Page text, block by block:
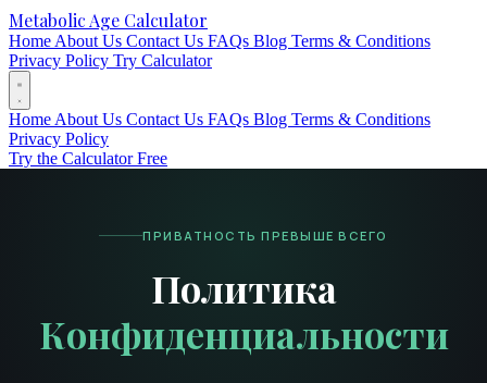
Metabolic Age Calculator
Home About Us Contact Us FAQs Blog Terms & Conditions
Privacy Policy Try Calculator
Home About Us Contact Us FAQs Blog Terms & Conditions
Privacy Policy
Try the Calculator Free
ПРИВАТНОСТЬ ПРЕВЫШЕ ВСЕГО
Политика
Конфиденциальности